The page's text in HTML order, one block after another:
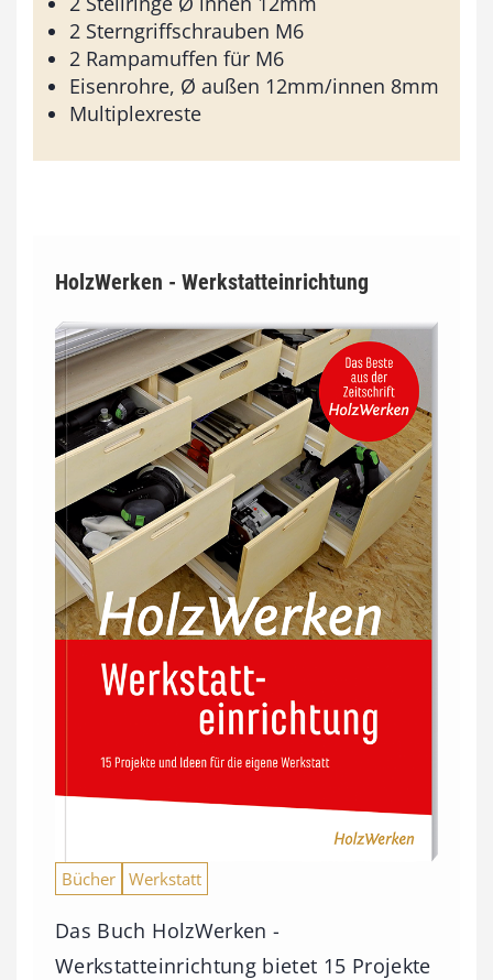
2 Sterngriffschrauben M6
2 Rampamuffen für M6
Eisenrohre, Ø außen 12mm/innen 8mm
Multiplexreste
HolzWerken - Werkstatteinrichtung
Bücher Werkstatt
Das Buch HolzWerken -
Werkstatteinrichtung bietet 15 Projekte